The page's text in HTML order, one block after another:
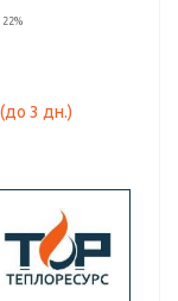
(до3 дн.)